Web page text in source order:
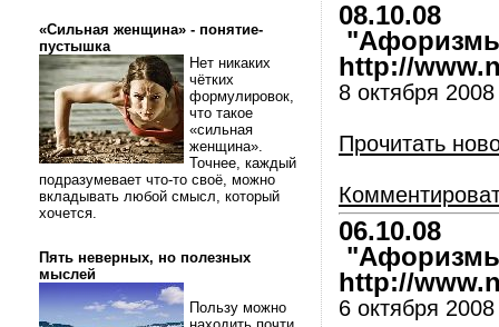
«Сильная женщина» - понятие-
пустышка
Нет никаких
чётких
формулировок,
что такое
«сильная
женщина».
Точнее, каждый
подразумевает что-то своё, можно
вкладывать любой смысл, который
хочется.
Пять неверных, но полезных
мыслей
Пользу можно
08.10.08
"Афоризмы
http://
8 октября 2008
Прочитать
06.10.08
"Афоризмы
http://
6 октября 2008